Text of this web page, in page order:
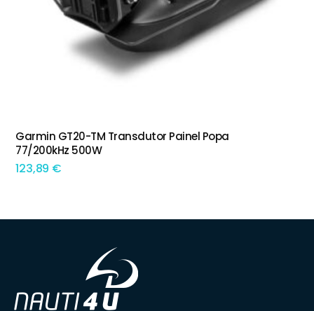
ADICIONAR
Garmin GT20-TM Transdutor Painel Popa
77/200kHz 500W
123,89 €